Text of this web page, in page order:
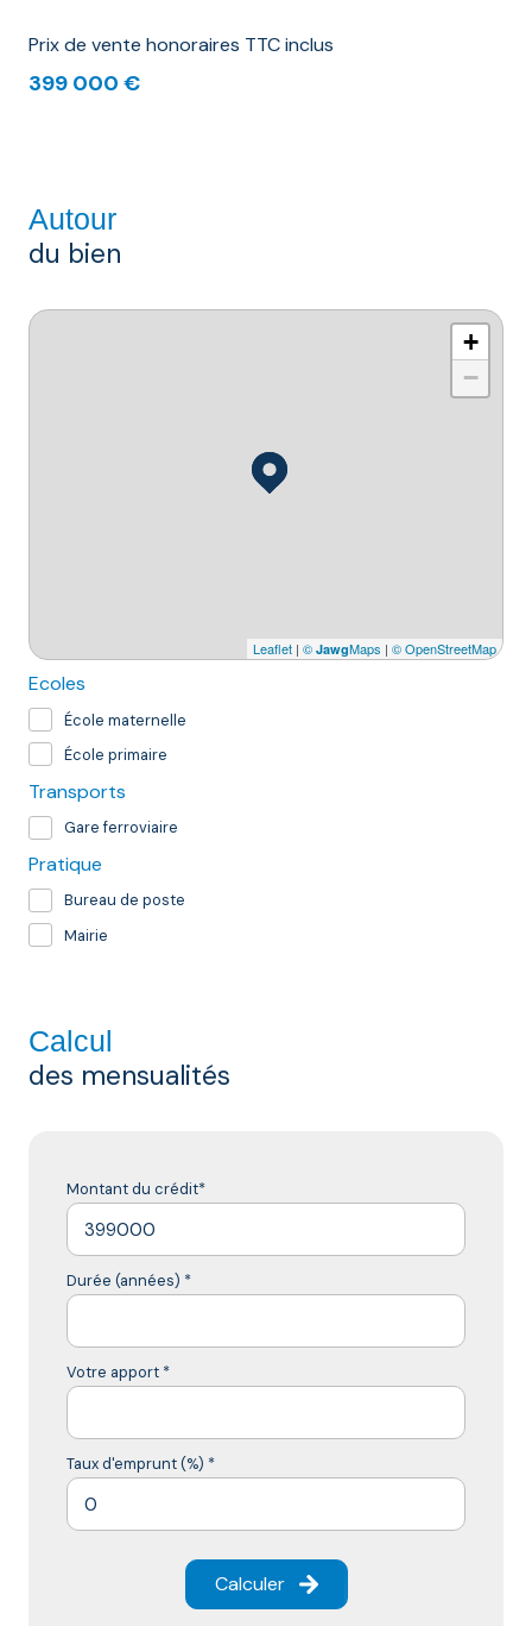
Prix de vente honoraires TTC inclus
399 000 €
Autour
du bien
+
−
Leaflet | © JawgMaps | © OpenStreetMap
Ecoles
École maternelle
École primaire
Transports
Gare ferroviaire
Pratique
Bureau de poste
Mairie
Calcul
des mensualités
Montant du crédit*
Durée (années) *
Votre apport *
Taux d'emprunt (%) *
Calculer